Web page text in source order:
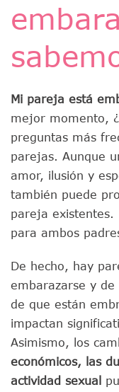
Mi pareja está
mejor momento,
preguntas más
parejas. Aunque
amor, ilusión y
también puede
pareja existentes.
para ambos
De hecho, hay
embarazarse y de
de que están
impactan
Asimismo, los
económicos, las
actividad sexual